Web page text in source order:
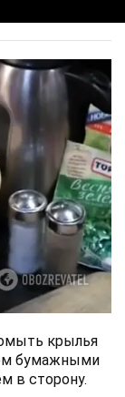
крылья
бумажными
в сторону.